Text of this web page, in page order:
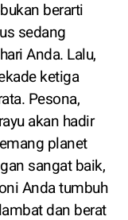
berarti
sedang
Anda. Lalu,
ketiga
Pesona,
akan hadir
planet
sangat baik,
Anda tumbuh
dan berat